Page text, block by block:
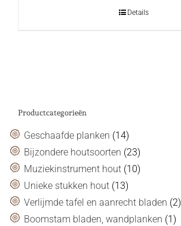
Details
Productcategorieën
Geschaafde planken (14)
Bijzondere houtsoorten (23)
Muziekinstrument hout (10)
Unieke stukken hout (13)
Verlijmde tafel en aanrecht bladen (2)
Boomstam bladen, wandplanken (1)